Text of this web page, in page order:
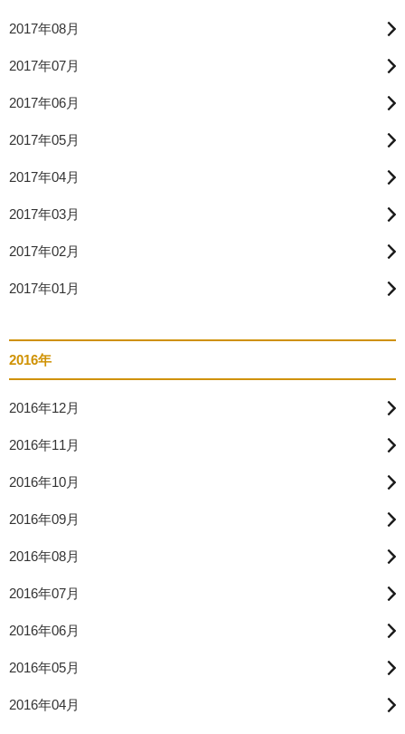
2017年08月
2017年07月
2017年06月
2017年05月
2017年04月
2017年03月
2017年02月
2017年01月
2016年
2016年12月
2016年11月
2016年10月
2016年09月
2016年08月
2016年07月
2016年06月
2016年05月
2016年04月